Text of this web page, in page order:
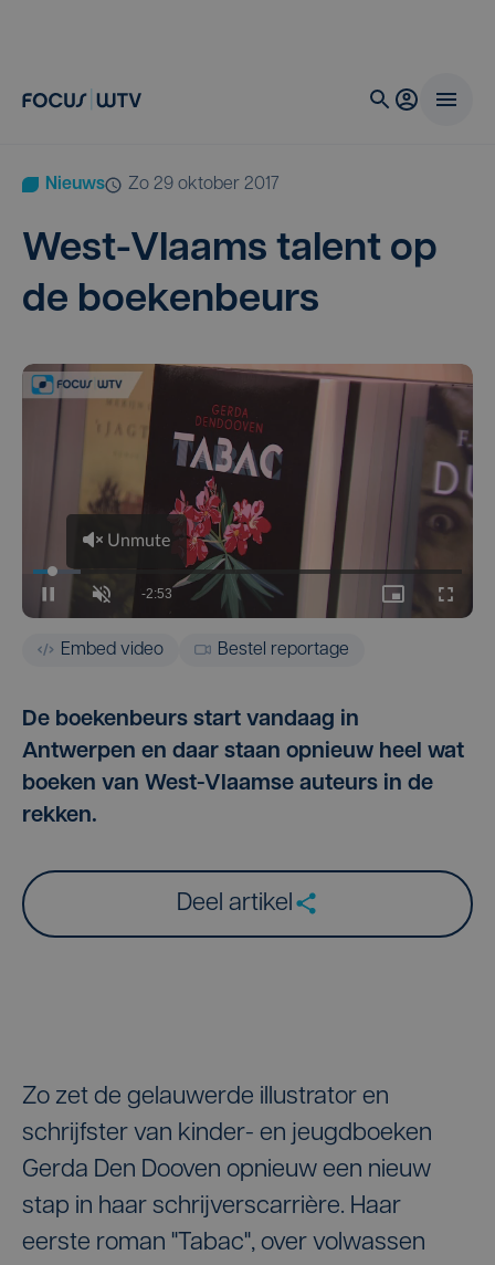
Nieuws zo 29 oktober 2017
West-Vlaams talent op
de boekenbeurs
Embed video Bestel reportage
De boekenbeurs start vandaag in
Antwerpen en daar staan opnieuw heel wat
boeken van West-Vlaamse auteurs in de
rekken.
Deel artikel
Zo zet de gelauwerde illustrator en
schrijfster van kinder- en jeugdboeken
Gerda Den Dooven opnieuw een nieuw
stap in haar schrijverscarrière. Haar
eerste roman "Tabac", over volwassen